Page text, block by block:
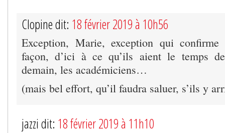
Clopine dit: 18 février 2019 à 10h56
Exception, Marie, exception qui
façon, d’ici à ce qu’ils aient le temps
demain, les académiciens…
(mais bel effort, qu’il faudra saluer, s’ils y
jazzi dit: 18 février 2019 à 11h10